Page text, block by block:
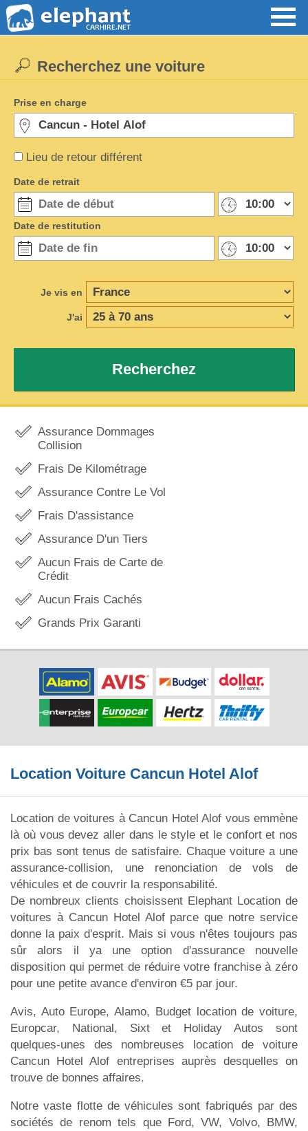
Lieu de retour différent
Recherchez une voiture
Prise en charge
Date de retrait
Date de restitution
Je vis en
J'ai
Recherchez
Assurance Dommages
Collision
Frais De Kilométrage
Assurance Contre Le Vol
Frais D'assistance
Assurance D'un Tiers
Aucun Frais de Carte de
Crédit
Aucun Frais Cachés
Grands Prix Garanti
Location Voiture Cancun Hotel Alof
Location de voitures à Cancun Hotel Alof vous emmène
là où vous devez aller dans le style et le confort et nos
prix bas sont tenus de satisfaire. Chaque voiture a une
assurance-collision, une renonciation de vols de
véhicules et de couvrir la responsabilité.
De nombreux clients choisissent Elephant Location de
voitures à Cancun Hotel Alof parce que notre service
donne la paix d'esprit. Mais si vous n'êtes toujours pas
sûr alors il ya une option d'assurance nouvelle
disposition qui permet de réduire votre franchise à zéro
pour une petite avance d'environ €5 par jour.
Avis, Auto Europe, Alamo, Budget location de voiture,
Europcar, National, Sixt et Holiday Autos sont
quelques-unes des nombreuses location de voiture
Cancun Hotel Alof entreprises auprès desquelles on
trouve de bonnes affaires.
Notre vaste flotte de véhicules sont fabriqués par des
sociétés de renom tels que Ford, VW, Volvo, BMW,